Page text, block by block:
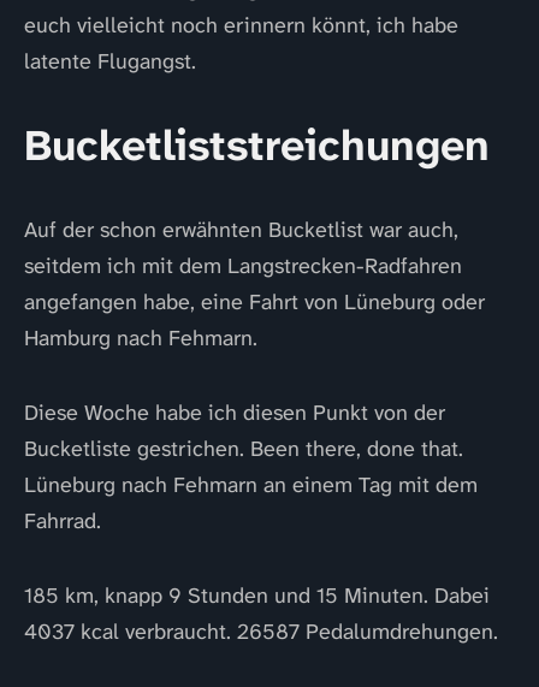
euch vielleicht noch erinnern könnt, ich habe
latente Flugangst.
Bucketliststreichungen
Auf der schon erwähnten Bucketlist war auch,
seitdem ich mit dem Langstrecken-Radfahren
angefangen habe, eine Fahrt von Lüneburg oder
Hamburg nach Fehmarn.
Diese Woche habe ich diesen Punkt von der
Bucketliste gestrichen. Been there, done that.
Lüneburg nach Fehmarn an einem Tag mit dem
Fahrrad.
185 km, knapp 9 Stunden und 15 Minuten. Dabei
4037 kcal verbraucht. 26587 Pedalumdrehungen.